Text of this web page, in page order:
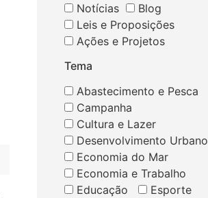
Notícias
Blog
Leis e Proposições
Ações e Projetos
Tema
Abastecimento e Pesca
Campanha
Cultura e Lazer
Desenvolvimento Urbano
Economia do Mar
Economia e Trabalho
Educação
Esporte